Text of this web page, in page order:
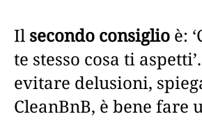
Ilsecondo consiglio è:
te stesso cosa ti
evitare delusioni,
CleanBnB, è bene fare